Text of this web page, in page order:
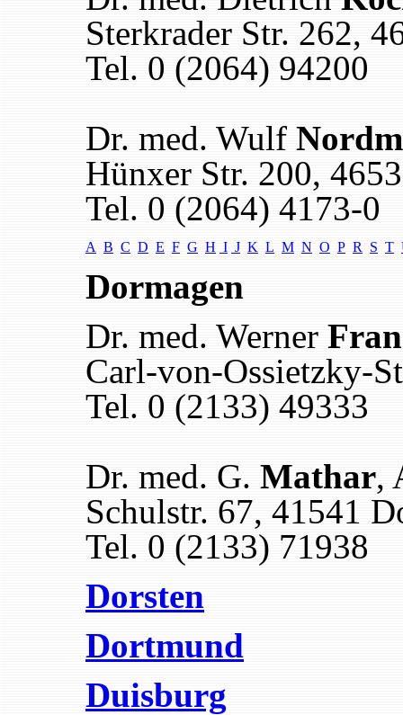
Sterkrader Str. 262,
Tel. 0 (2064) 94200
Dr. med. Wulf
Hünxer Str. 200,
Tel. 0 (2064) 4173-0
A B C D E F G H I J K L M N O P R S T
Dormagen
Dr. med. Werner
Carl-von-Ossietzky-
Tel. 0 (2133) 49333
Dr. med. G. Mathar,
Schulstr. 67, 41541
Tel. 0 (2133) 71938
Dorsten
Dortmund
Duisburg